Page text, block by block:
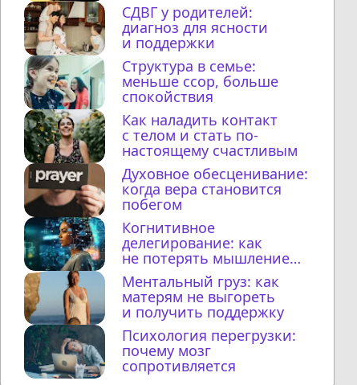
СДВГ у родителей:
диагноз для ясности
и поддержки
Структура в семье:
меньше ссор, больше
спокойствия
Как наладить контакт
с телом и стать по-
настоящему счастливым
Духовное обесценивание:
когда вера становится
побегом
Когнитивное
делегирование: как
не потерять мышление
с ИИ
Ментальный груз: как
матерям не выгореть
и получить поддержку
Психология перегрузки:
почему мозг
сопротивляется